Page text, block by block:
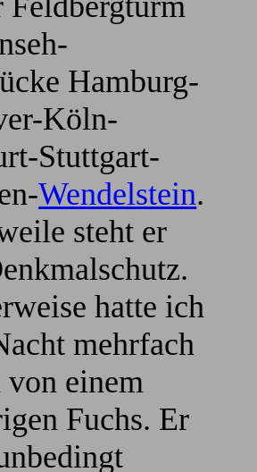
Hamburg-
Köln-
Stuttgart-
Wendelstein.
steht er
hatte ich
mehrfach
von einem
Fuchs. Er